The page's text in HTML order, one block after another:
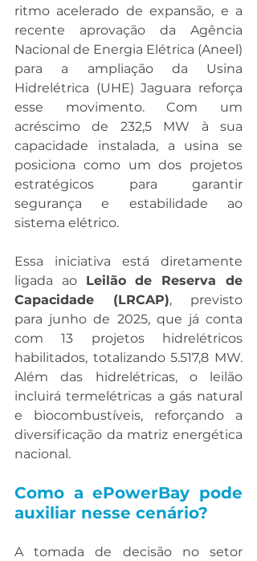
ritmo acelerado de expansão, e a
recente aprovação da Agência
Nacional de Energia Elétrica (Aneel)
para a ampliação da Usina
Hidrelétrica (UHE) Jaguara reforça
esse movimento. Com um
acréscimo de 232,5 MW à sua
capacidade instalada, a usina se
posiciona como um dos projetos
estratégicos para garantir
segurança e estabilidade ao
sistema elétrico.
Essa iniciativa está diretamente
ligada ao Leilão de Reserva de
Capacidade (LRCAP), previsto
para junho de 2025, que já conta
com 13 projetos hidrelétricos
habilitados, totalizando 5.517,8 MW.
Além das hidrelétricas, o leilão
incluirá termelétricas a gás natural
e biocombustíveis, reforçando a
diversificação da matriz energética
nacional.
Como a ePowerBay pode
auxiliar nesse cenário?
A tomada de decisão no setor